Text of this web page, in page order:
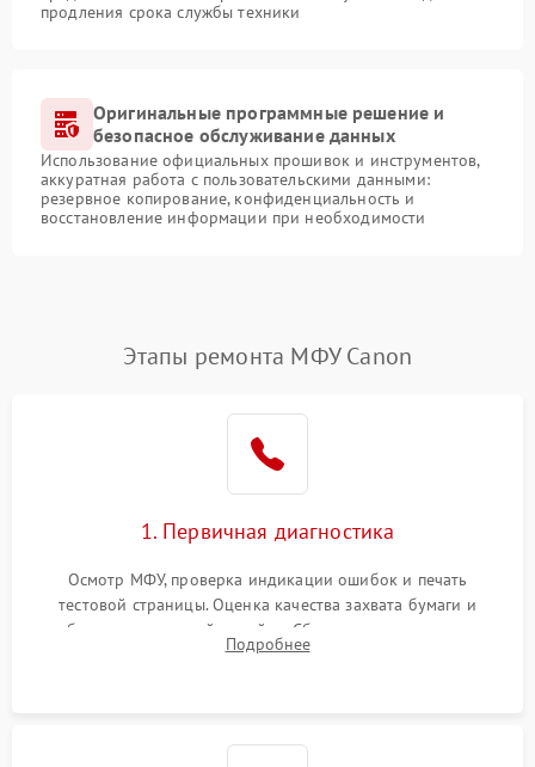
продления срока службы техники
Оригинальные программные решение и
безопасное обслуживание данных
Использование официальных прошивок и инструментов,
аккуратная работа с пользовательскими данными:
резервное копирование, конфиденциальность и
восстановление информации при необходимости
Этапы ремонта МФУ Canon
1. Первичная диагностика
Осмотр МФУ, проверка индикации ошибок и печать
тестовой страницы. Оценка качества захвата бумаги и
работы сканирующей линейки. Сбор данных о замятиях,
дефектах изображения или посторонних шумах при работе.
Подробнее